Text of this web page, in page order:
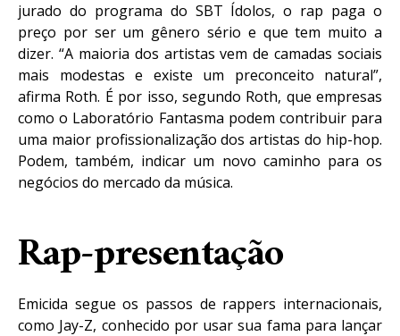
jurado do programa do SBT Ídolos, o rap paga o
preço por ser um gênero sério e que tem muito a
dizer. “A maioria dos artistas vem de camadas sociais
mais modestas e existe um preconceito natural”,
afirma Roth. É por isso, segundo Roth, que empresas
como o Laboratório Fantasma podem contribuir para
uma maior profissionalização dos artistas do hip-hop.
Podem, também, indicar um novo caminho para os
negócios do mercado da música.
Rap-presentação
Emicida segue os passos de rappers internacionais,
como Jay-Z, conhecido por usar sua fama para lançar